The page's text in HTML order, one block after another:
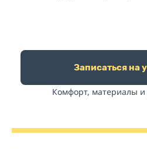
Записаться на
Комфорт, материалы и